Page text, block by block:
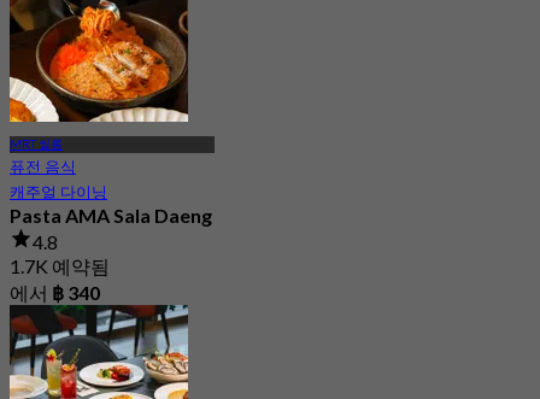
MRT 씰롬
퓨전 음식
캐주얼 다이닝
Pasta AMA Sala Daeng
4.8
1.7K 예약됨
에서 ฿ 340